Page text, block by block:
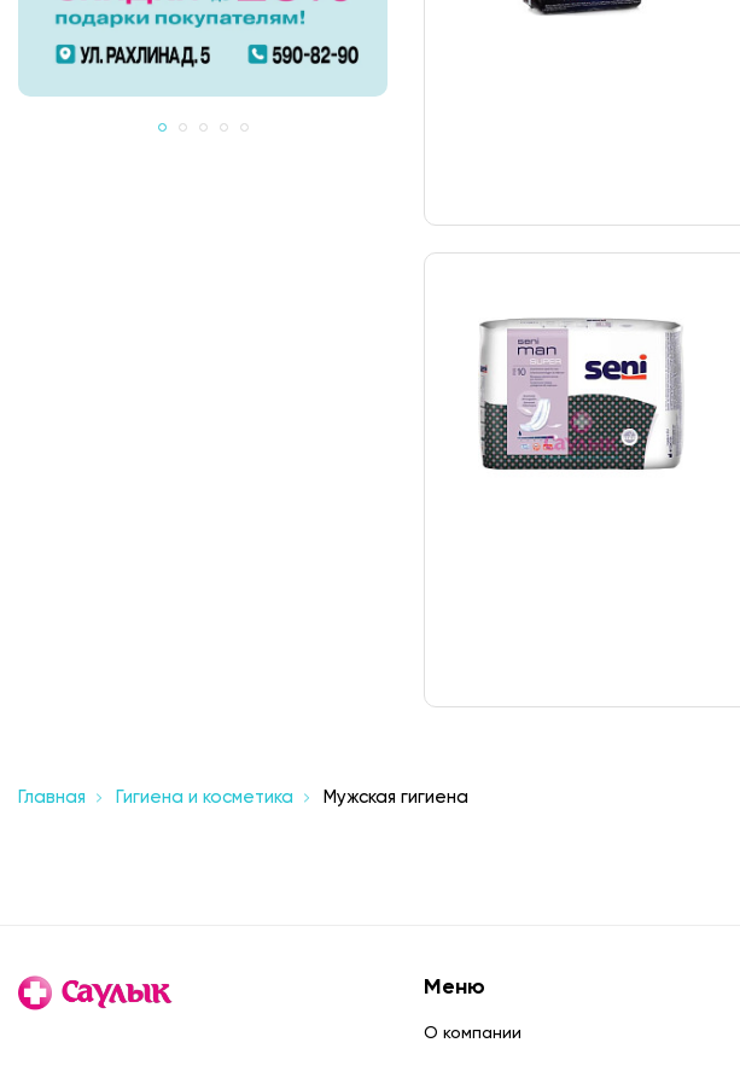
Главная Гигиена и косметика Мужская гигиена
Меню
О компании